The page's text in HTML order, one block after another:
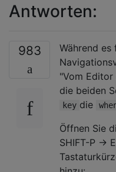
Antworten:
983
Während
"Vom Editor
die beiden
key die
Öffnen Sie
SHIFT-P ->